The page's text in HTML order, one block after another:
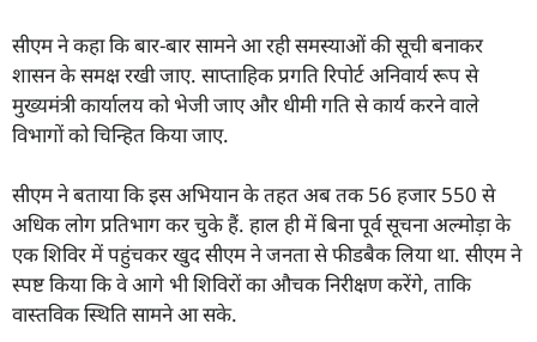
सीएम ने कहा कि बार-बार सामने आ रही समस्याओं की सूची बनाकर
शासन के समक्ष रखी जाए. साप्ताहिक प्रगति रिपोर्ट अनिवार्य रूप से
मुख्यमंत्री कार्यालय को भेजी जाए और धीमी गति से कार्य करने वाले
विभागों को चिन्हित किया जाए.
सीएम ने बताया कि इस अभियान के तहत अब तक 56 हजार 550 से
अधिक लोग प्रतिभाग कर चुके हैं. हाल ही में बिना पूर्व सूचना अल्मोड़ा के
एक शिविर में पहुंचकर खुद सीएम ने जनता से फीडबैक लिया था. सीएम ने
स्पष्ट किया कि वे आगे भी शिविरों का औचक निरीक्षण करेंगे, ताकि
वास्तविक स्थिति सामने आ सके.